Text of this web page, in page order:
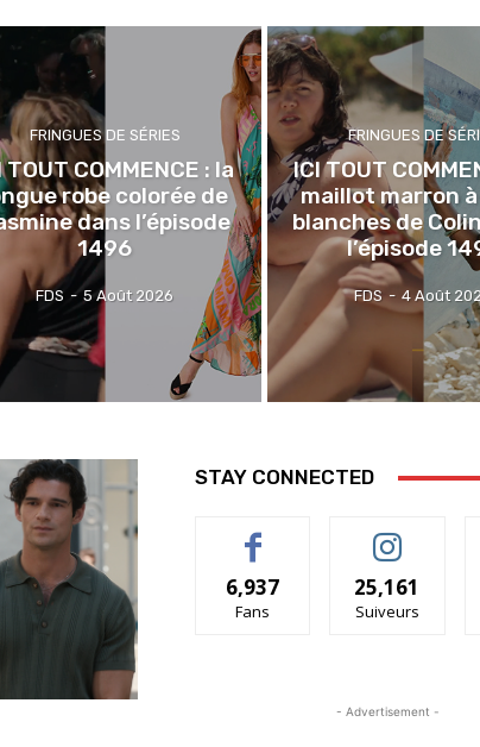
FRINGUES DE SÉRIES
TOUT COMMENCE : la
robe colorée de
dans l’épisode
1496
FDS - 5 Août 2026
FRINGUES DE
ICI TOUT
maillot marron
blanches de
l’épisode
FDS - 4 Août
STAY CONNECTED
6,937
Fans
25,161
Suiveurs
- Advertisement -